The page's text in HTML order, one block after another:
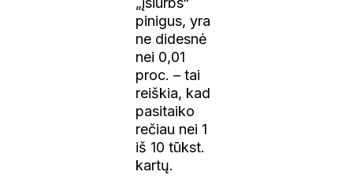
pinigus, yra
ne didesnė
nei 0,01
proc. – tai
reiškia, kad
pasitaiko
rečiau nei 1
iš 10 tūkst.
kartų.